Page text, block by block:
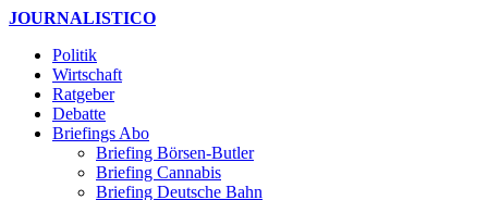
JOURNALISTICO
Politik
Wirtschaft
Ratgeber
Debatte
Briefings Abo
Briefing Börsen-Butler
Briefing Cannabis
Briefing Deutsche Bahn